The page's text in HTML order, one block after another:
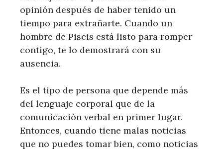
opinión después de haber tenido un
tiempo para extrañarte. Cuando un
hombre de Piscis está listo para romper
contigo, te lo demostrará con su
ausencia.
Es el tipo de persona que depende más
del lenguaje corporal que de la
comunicación verbal en primer lugar.
Entonces, cuando tiene malas noticias
que no puedes tomar bien, como noticias